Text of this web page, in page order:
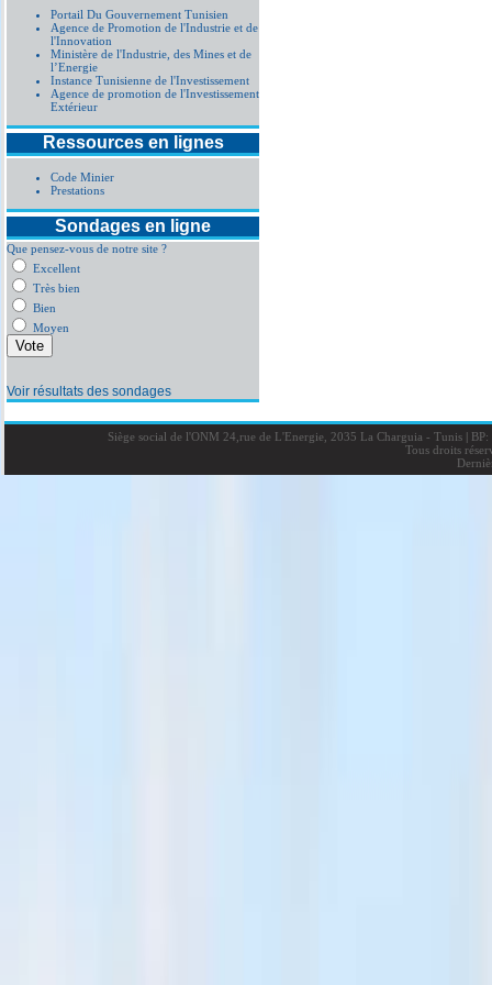
Portail Du Gouvernement Tunisien
Agence de Promotion de l'Industrie et de
l'Innovation
Ministère de l'Industrie, des Mines et de
l’Energie
Instance Tunisienne de l'Investissement
Agence de promotion de l'Investissement
Extérieur
Ressources en lignes
Code Minier
Prestations
Sondages en ligne
Que pensez-vous de notre site ?
Excellent
Très bien
Bien
Moyen
Voir résultats des sondages
Siège social de l'ONM 24,rue de L'Energie, 2035 La Charguia - Tunis |BP:
Tous droits